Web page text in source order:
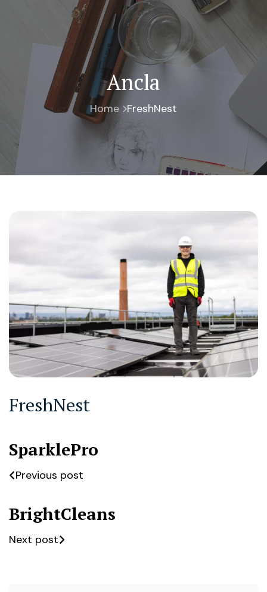
Ancla
Home FreshNest
FreshNest
SparklePro
Previous post
BrightCleans
Next post